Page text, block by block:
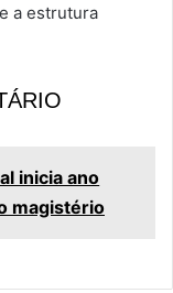
a estrutura
inicia ano
magistério